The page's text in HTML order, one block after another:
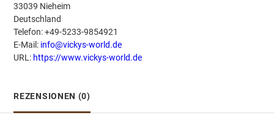
33039 Nieheim
Deutschland
Telefon: +49-5233-9854921
E-Mail: info@vickys-world.de
URL: https://www.vickys-world.de
REZENSIONEN (0)